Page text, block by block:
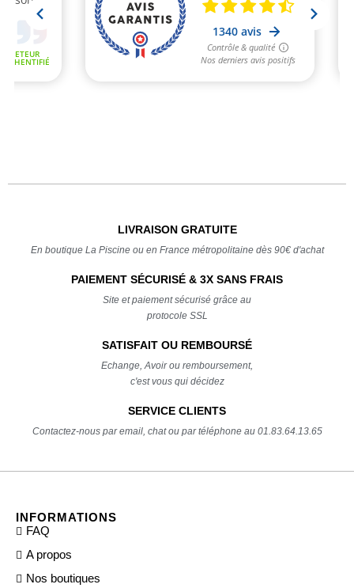
LIVRAISON GRATUITE
En boutique La Piscine ou en France métropolitaine dès 90€ d'achat
PAIEMENT SÉCURISÉ & 3X SANS FRAIS
Site et paiement sécurisé grâce au
protocole SSL
SATISFAIT OU REMBOURSÉ
Echange, Avoir ou remboursement,
c'est vous qui décidez
SERVICE CLIENTS
Contactez-nous par email, chat ou par téléphone au 01.83.64.13.65
INFORMATIONS
FAQ
A propos
Nos boutiques